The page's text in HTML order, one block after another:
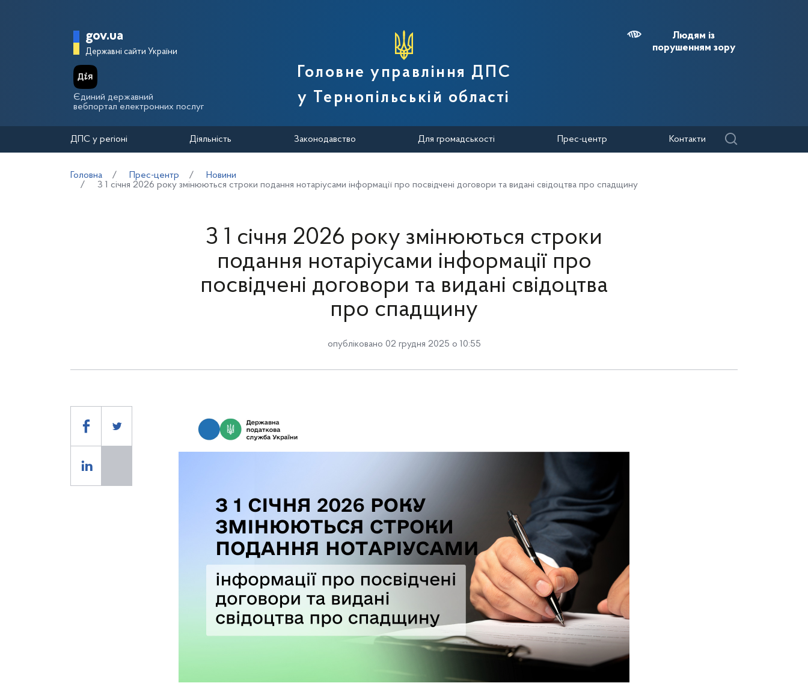
Головна сторінка Державної податкової служби України
gov.ua
Державні сайти України
Єдиний державний
вебпортал електронних послуг
Головне управління ДПС
у Тернопільській області
Людям із
порушенням зору
ДПС у регіоні Діяльність Законодавство Для громадськості Прес-центр Контакти
Головна Прес-центр
Новини
З 1 січня 2026 року змінюються строки подання нотаріусами інформації про посвідчені договори та видані свідоцтва про спадщину
З 1 січня 2026 року змінюються строки
подання нотаріусами інформації про
посвідчені договори та видані свідоцтва
про спадщину
опубліковано 02 грудня 2025 о 10:55